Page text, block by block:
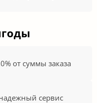
от суммы заказа
сервис